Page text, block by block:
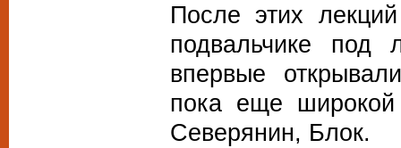
После этих
подвальчике
впервые
пока еще широкой
Северянин, Блок.